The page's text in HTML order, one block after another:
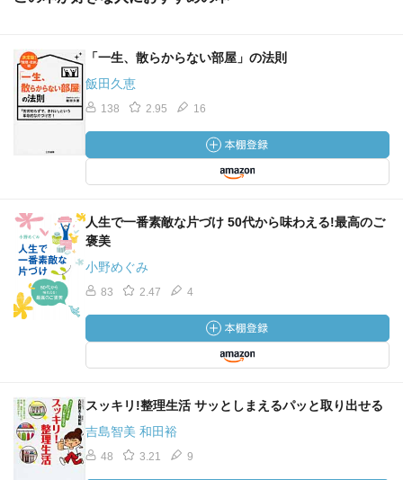
「一生、散らからない部屋」の法則
飯田久恵
138 2.95 16
人生で一番素敵な片づけ 50代から味わえる!最高のご
褒美
小野めぐみ
83 2.47 4
スッキリ!整理生活 サッとしまえるパッと取り出せる
吉島智美 和田裕
48 3.21 9